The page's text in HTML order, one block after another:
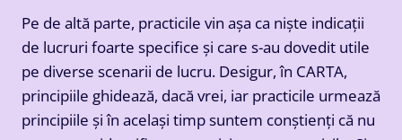
Pe de altă parte, practicile vin așa ca niște indicații
de lucruri foarte specifice și care s-au dovedit utile
pe diverse scenarii de lucru. Desigur, în CARTA,
principiile ghidează, dacă vrei, iar practicile urmează
principiile și în același timp suntem conștienți că nu